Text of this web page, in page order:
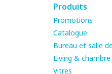
Produits
Promotions
Catalogue
Bureau et salle
Living &
Vitres